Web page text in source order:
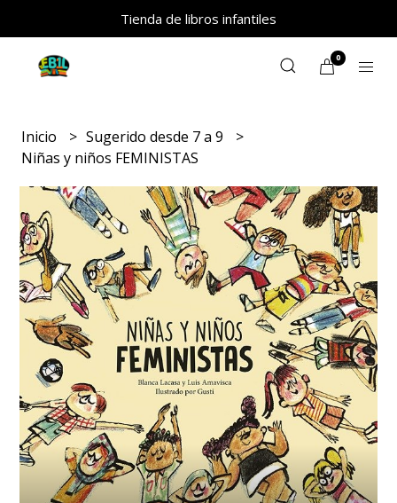
Tienda de libros infantiles
0
Inicio
Sugerido desde 7 a 9
Niñas y niños FEMINISTAS